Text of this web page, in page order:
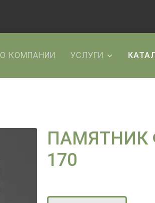
О КОМПАНИИ УСЛУГИ
ПАМЯТНИК
170